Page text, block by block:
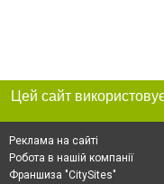
Реклама на сайті
Робота в нашій компанії
Франшиза "CitySites"